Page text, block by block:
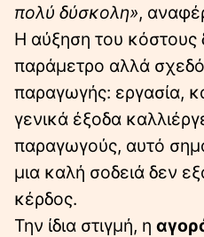
πολύ δύσκολη»,
Η αύξηση του
παράμετρο αλλά
παραγωγής: εργασία,
γενικά έξοδα
παραγωγούς, αυτό
μια καλή σοδειά δεν
κέρδος.
Την ίδια στιγμή, η